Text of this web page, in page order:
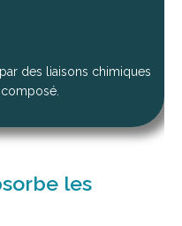
des liaisons chimiques
les